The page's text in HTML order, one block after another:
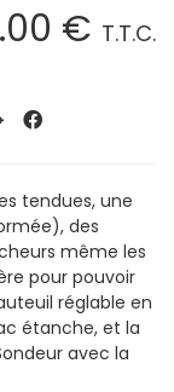
.00 € T.T.C.
tendues, une
des
même les
pour pouvoir
réglable en
étanche, et la
avec la